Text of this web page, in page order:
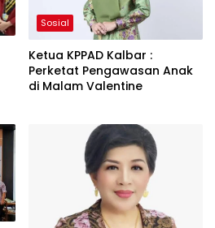
Sosial
Ketua KPPAD Kalbar :
Perketat Pengawasan Anak
di Malam Valentine